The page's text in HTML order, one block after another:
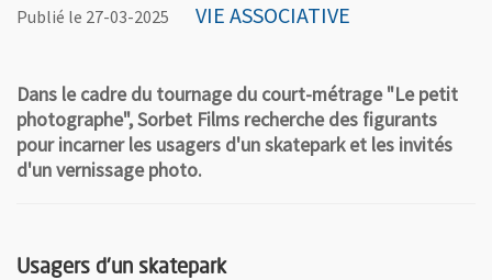
Publié le 27-03-2025 VIE ASSOCIATIVE
Dans le cadre du tournage du court-métrage "Le petit
photographe", Sorbet Films recherche des figurants
pour incarner les usagers d'un skatepark et les invités
d'un vernissage photo.
Usagers d'un skatepark